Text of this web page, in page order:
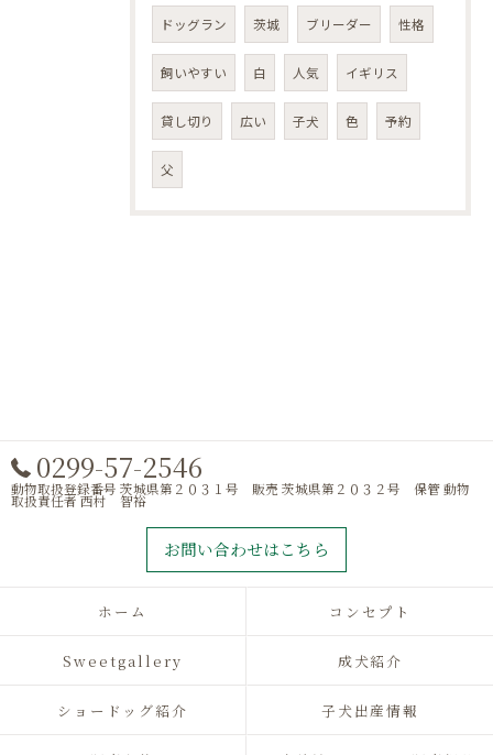
ドッグラン 茨城 ブリーダー 性格
飼いやすい 白 人気 イギリス
貸し切り 広い 子犬 色 予約
父
0299-57-2546
動物取扱登録番号 茨城県第２０３１号 販売 茨城県第２０３２号 保管 動物
取扱責任者 西村 智裕
お問い合わせはこちら
ホーム コンセプト
Sweetgallery 成犬紹介
ショードッグ紹介 子犬出産情報